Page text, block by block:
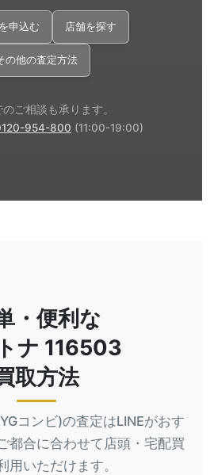
申込む 店舗を探す
の他の査定方法
ご相談も承ります。
954-800 (11:00-19:00)
・便利な
ナ 116503
取方法
コンビ)の査定はLINEがおす
都合に合わせて店頭・宅配買
用いただけます。